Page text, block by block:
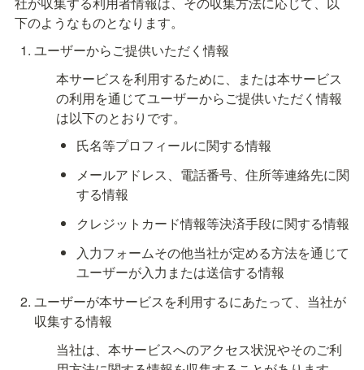
下のようなものとなります。
ユーザーからご提供いただく情報
本サービスを利用するために、または本サービス
の利用を通じてユーザーからご提供いただく情報
は以下のとおりです。
氏名等プロフィールに関する情報
メールアドレス、電話番号、住所等連絡先に関
する情報
クレジットカード情報等決済手段に関する情報
入力フォームその他当社が定める方法を通じて
ユーザーが入力または送信する情報
ユーザーが本サービスを利用するにあたって、当社が
収集する情報
当社は、本サービスへのアクセス状況やそのご利